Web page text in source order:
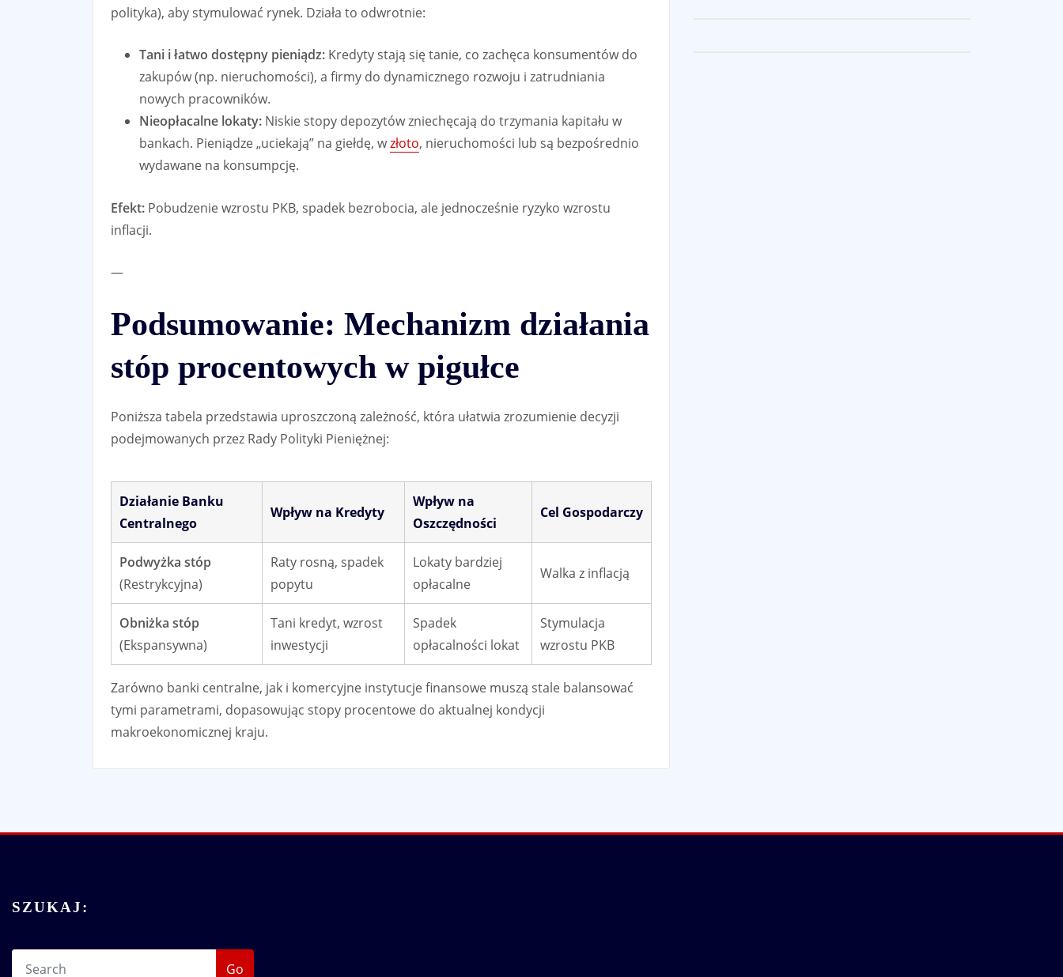
polityka), aby stymulować rynek. Działa to odwrotnie:
Tani i łatwo dostępny pieniądz: Kredyty stają się tanie, co zachęca konsumentów do
zakupów (np. nieruchomości), a firmy do dynamicznego rozwoju i zatrudniania
nowych pracowników.
Nieopłacalne lokaty: Niskie stopy depozytów zniechęcają do trzymania kapitału w
bankach. Pieniądze „uciekają” na giełdę, wzłoto, nieruchomości lub są bezpośrednio
wydawane na konsumpcję.
Efekt: Pobudzenie wzrostu PKB, spadek bezrobocia, ale jednocześnie ryzyko wzrostu
inflacji.
—
Podsumowanie: Mechanizm działania
stóp procentowych w pigułce
Poniższa tabela przedstawia uproszczoną zależność, która ułatwia zrozumienie decyzji
podejmowanych przez Rady Polityki Pieniężnej:
Działanie Banku
Centralnego
Wpływ na Kredyty
Wpływ na
Oszczędności
Cel Gospodarczy
Podwyżka stóp
(Restrykcyjna)
Raty rosną, spadek
popytu
Lokaty bardziej
opłacalne
Walka z inflacją
Obniżka stóp
(Ekspansywna)
Tani kredyt, wzrost
inwestycji
Spadek
opłacalności lokat
Stymulacja
wzrostu PKB
Zarówno banki centralne, jak i komercyjne instytucje finansowe muszą stale balansować
tymi parametrami, dopasowując stopy procentowe do aktualnej kondycji
makroekonomicznej kraju.
SZUKAJ:
Go